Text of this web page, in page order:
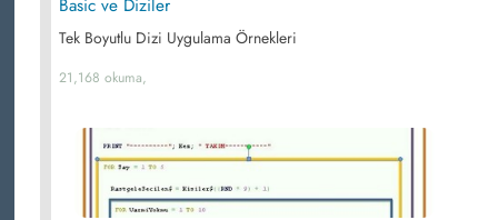
Basic ve Diziler
Tek Boyutlu Dizi Uygulama Örnekleri
21,168 okuma,